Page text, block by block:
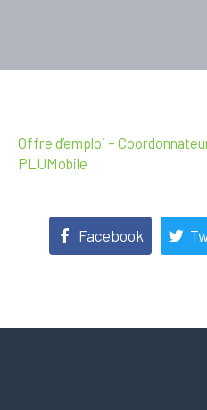
Offre d’emploi –
PLUMobile
Facebook